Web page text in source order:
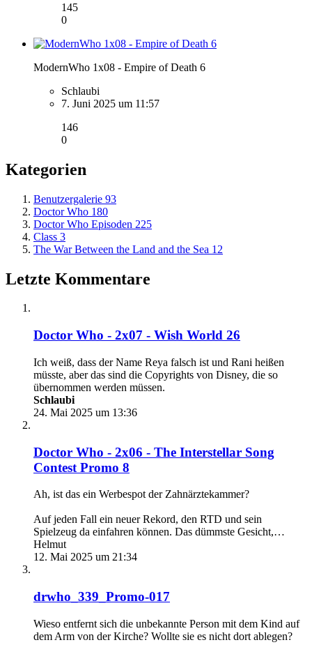
145
0
ModernWho 1x08 - Empire of Death 6
Schlaubi
7. Juni 2025 um 11:57
146
0
Kategorien
Benutzergalerie 93
Doctor Who 180
Doctor Who Episoden 225
Class 3
The War Between the Land and the Sea 12
Letzte Kommentare
Doctor Who - 2x07 - Wish World 26
Ich weiß, dass der Name Reya falsch ist und Rani heißen
müsste, aber das sind die Copyrights von Disney, die so
übernommen werden müssen.
Schlaubi
24. Mai 2025 um 13:36
Doctor Who - 2x06 - The Interstellar Song
Contest Promo 8
Ah, ist das ein Werbespot der Zahnärztekammer?
Auf jeden Fall ein neuer Rekord, den RTD und sein
Spielzeug da einfahren können. Das dümmste Gesicht,…
Helmut
12. Mai 2025 um 21:34
drwho_339_Promo-017
Wieso entfernt sich die unbekannte Person mit dem Kind auf
dem Arm von der Kirche? Wollte sie es nicht dort ablegen?